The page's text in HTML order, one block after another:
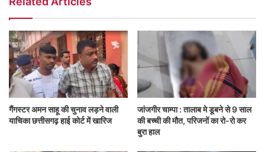
गैंगस्टर अमन साहू की चुनाव लड़ने वाली
याचिका छत्तीसगढ़ हाई कोर्ट में खारिज
जांजगीर चाम्पा : तालाब मे डूबने से 9 साल
की बच्ची की मौत, परिजनों का रो-रो कर
बुरा हाल